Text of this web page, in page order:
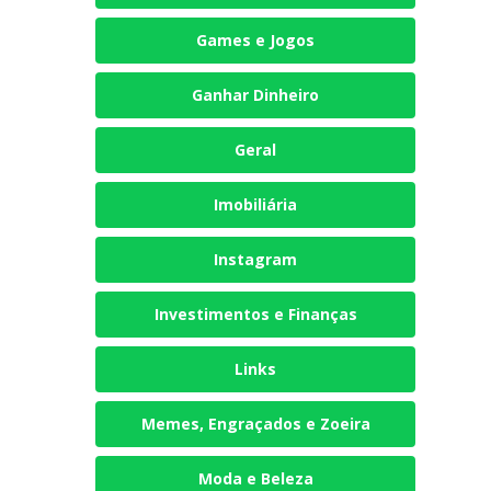
Games e Jogos
Ganhar Dinheiro
Geral
Imobiliária
Instagram
Investimentos e Finanças
Links
Memes, Engraçados e Zoeira
Moda e Beleza